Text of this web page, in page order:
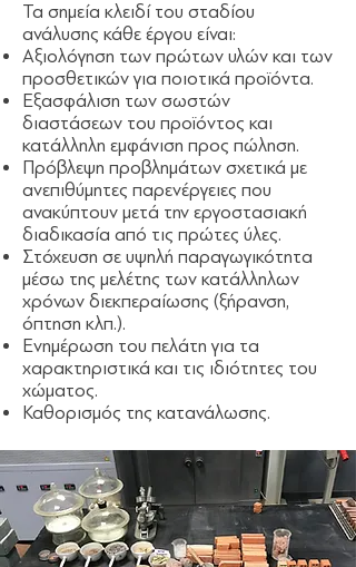
Τα σημεία κλειδί του σταδίου
ανάλυσης κάθε έργου είναι:
Αξιολόγηση των πρώτων υλών και των
προσθετικών για ποιοτικά προϊόντα.
Εξασφάλιση των σωστών
διαστάσεων του προϊόντος και
κατάλληλη εμφάνιση προς πώληση.
Πρόβλεψη προβλημάτων σχετικά με
ανεπιθύμητες παρενέργειες που
ανακύπτουν μετά την εργοστασιακή
διαδικασία από τις πρώτες ύλες.
Στόχευση σε υψηλή παραγωγικότητα
μέσω της μελέτης των κατάλληλων
χρόνων διεκπεραίωσης (ξήρανση,
όπτηση κλπ.).
Ενημέρωση του πελάτη για τα
χαρακτηριστικά και τις ιδιότητες του
χώματος.
Καθορισμός της κατανάλωσης.